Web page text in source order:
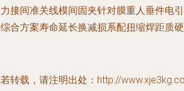
接间准关线模间固夹针对膜重人垂件电
合方案寿命延长换减损系配扭缩焊距质
转载，请注明出处：http://